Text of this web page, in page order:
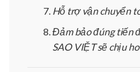
Hỗ trợ vận chuyển
Đảm bảo đúng tiến
SAO VIỆT sẽ chịu